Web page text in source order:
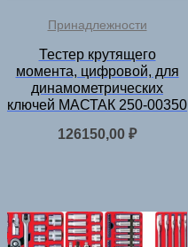
Принадлежности
Тестер крутящего
момента, цифровой, для
динамометрических
ключей МАСТАК 250-00350
126150,00₽